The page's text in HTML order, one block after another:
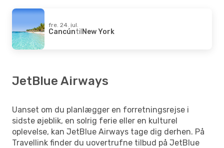
fre. 24. jul.
CancúntilNew York
JetBlue Airways
Uanset om du planlægger en forretningsrejse i
sidste øjeblik, en solrig ferie eller en kulturel
oplevelse, kan JetBlue Airways tage dig derhen. På
Travellink finder du uovertrufne tilbud på JetBlue